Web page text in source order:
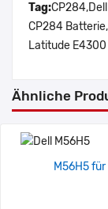
Tag:
CP284
Latitude E4300
Ähnliche
M56H5 für